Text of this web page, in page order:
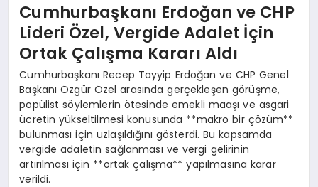
Cumhurbaşkanı Erdoğan ve CHP
Lideri Özel, Vergide Adalet İçin
Ortak Çalışma Kararı Aldı
Cumhurbaşkanı Recep Tayyip Erdoğan ve CHP Genel
Başkanı Özgür Özel arasında gerçekleşen görüşme,
popülist söylemlerin ötesinde emekli maaşı ve asgari
ücretin yükseltilmesi konusunda **makro bir çözüm**
bulunması için uzlaşıldığını gösterdi. Bu kapsamda
vergide adaletin sağlanması ve vergi gelirinin
artırılması için **ortak çalışma** yapılmasına karar
verildi.